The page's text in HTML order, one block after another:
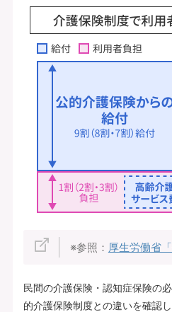
※参照： 厚生労働省
民間の介護保険・認知症保険の
的介護保険制度との違いを確認し